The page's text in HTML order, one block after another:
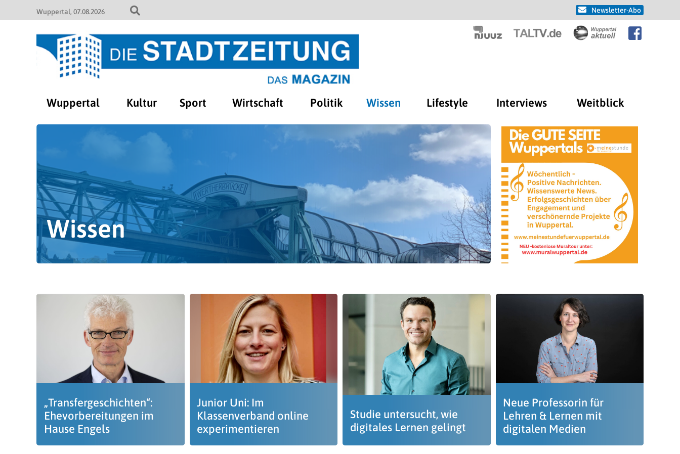
Wuppertal 07.08.2026 Newsletter-Abo
Wuppertal Kultur Sport Wirtschaft Politik Wissen Lifestyle Interviews Weitblick
Wissen
„Transfergeschichten“:
Ehevorbereitungen im
Hause Engels
Junior Uni: Im
Klassenverband online
experimentieren
Studie untersucht, wie
digitales Lernen gelingt
Neue Professorin für
Lehren & Lernen mit
digitalen Medien